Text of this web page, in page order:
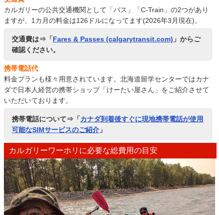
カルガリーの公共交通機関として「バス」「C-Train」の2つがあり
ますが、1カ月の料金は126ドルになってます(2026年3月現在)。
交通費は⇒「Fares & Passes (calgarytransit.com) 」からご
確認ください。
携帯電話代
料金プランも様々用意されています。北海道留学センターではカナ
ダで日本人経営の携帯ショップ「けーたい屋さん」をご紹介させて
いただいております。
携帯電話について⇒「カナダ到着後すぐに現地携帯電話が使用
可能なSIMサービスのご紹介 」
カルガリーワーホリに必要な総費用の目安